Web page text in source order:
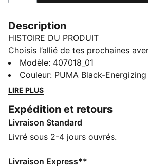
Description
HISTOIRE DU PRODUIT
Choisis l’allié de tes prochaines
nouvelle collection PUMA x
drop insuffle toute la puissance des
outfit avec des motifs Pokémon à
et son style mystérieux ou Pikachu
électrique ? Ces sneakers revisitent
audacieuse de la PUMA Fade avec
chaînette avec une plaque Noctali.
Modèle: 407018_01
Couleur: PUMA Black-
LIRE PLUS
Expédition et retours
Livraison Standard
Livré sous 2-4 jours ouvrés.
Livraison Express**